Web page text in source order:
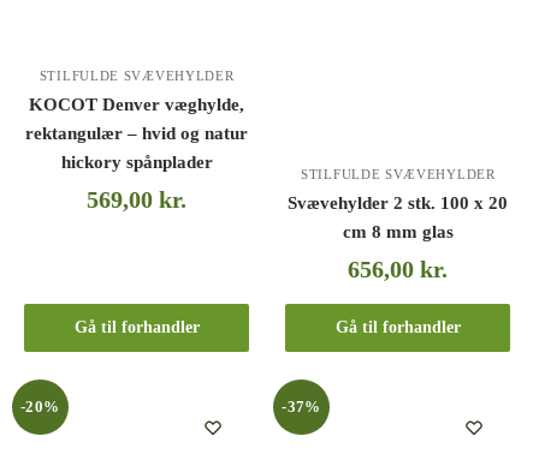
STILFULDE SVÆVEHYLDER
KOCOT Denver væghylde,
rektangulær – hvid og natur
hickory spånplader
569,00kr.
Gå til forhandler
STILFULDE SVÆVEHYLDER
Svævehylder 2 stk. 100 x 20
cm 8 mm glas
656,00kr.
Gå til forhandler
-20% -37%